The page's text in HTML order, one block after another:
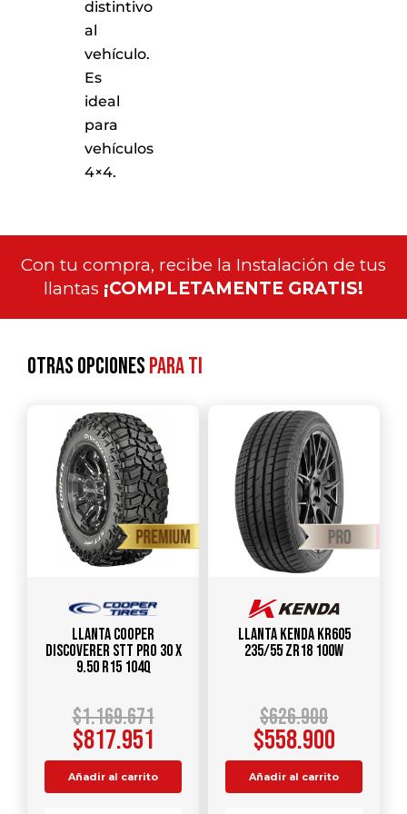
distintivo
al
vehículo.
Es
ideal
para
vehículos
4×4.
Con tu compra, recibe la Instalación de tus
llantas ¡COMPLETAMENTE GRATIS!
Otras opcionespara ti
Llanta COOPER
DISCOVERER STT PRO 30 X
9.50 R15 104Q
$1.169.671
$817.951
Añadir al carrito
Llanta KENDA KR605
235/55 ZR18 100W
$626.900
$558.900
Añadir al carrito